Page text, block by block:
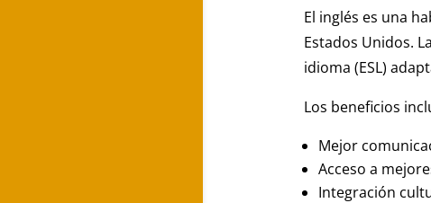
El inglés es una
Estados Unidos.
idioma (ESL)
Los beneficios
Mejor
Acceso a
Integración